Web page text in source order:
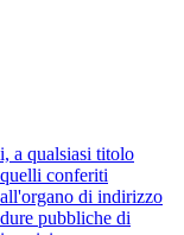
a qualsiasi titolo
conferiti
di indirizzo
pubbliche di